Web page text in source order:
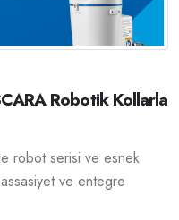
Robotik Kollarla
robot serisi ve esnek
ve entegre